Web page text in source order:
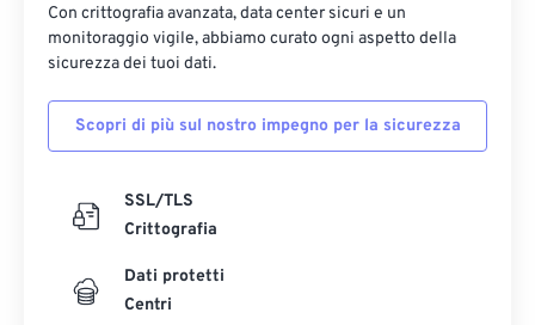
Con crittografia avanzata, data center sicuri e un
monitoraggio vigile, abbiamo curato ogni aspetto della
sicurezza dei tuoi dati.
Scopri di più sul nostro impegno per la sicurezza
SSL/TLS
Crittografia
Dati protetti
Centri